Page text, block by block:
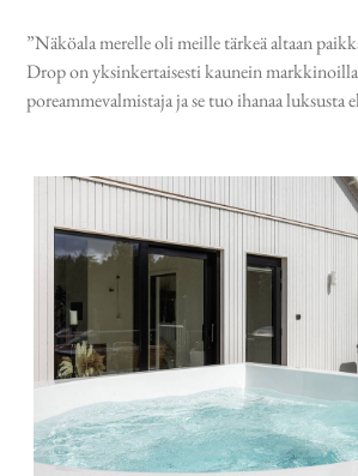
”Näköala merelle oli meille tärkeä altaan
Drop on yksinkertaisesti kaunein
poreammevalmistaja ja se tuo ihanaa luksusta